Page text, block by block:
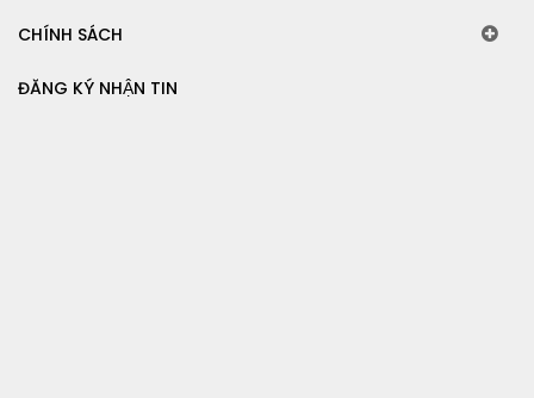
CHÍNH SÁCH
ĐĂNG KÝ NHẬN TIN